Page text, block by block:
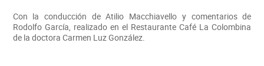
Con la conducción de Atilio Macchiavello y comentarios de
Rodolfo García, realizado en el Restaurante Café La Colombina
de la doctora Carmen Luz González.